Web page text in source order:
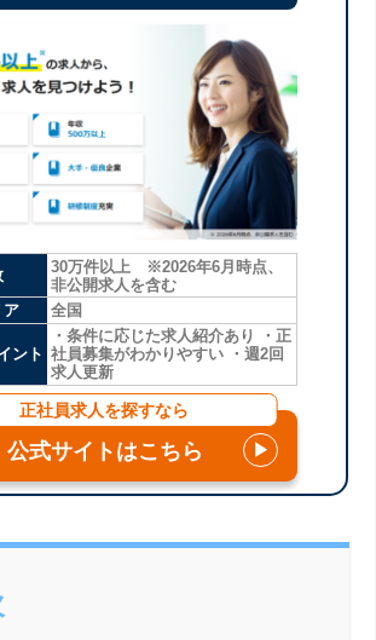
30万件以上 ※2026年6月時点、
非公開求人を含む
ア
全国
ント
・条件に応じた求人紹介あり ・正
社員募集がわかりやすい ・週2回
求人更新
正社員求人を探すなら
公式サイトはこちら ▶